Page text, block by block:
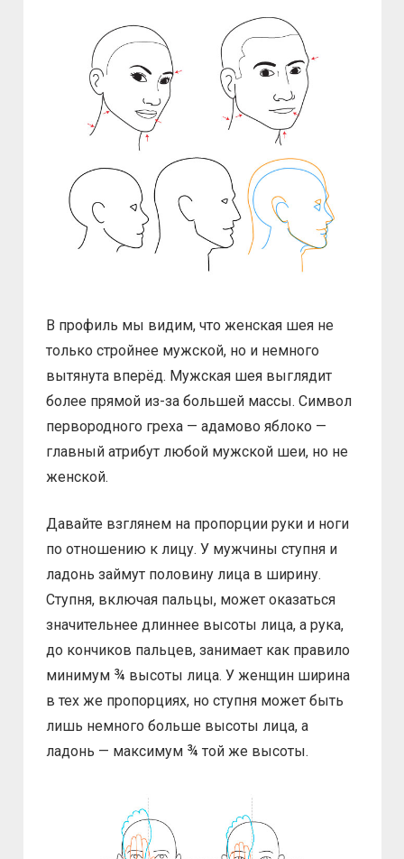
В профиль мы видим, что женская шея не
только стройнее мужской, но и немного
вытянута вперёд. Мужская шея выглядит
более прямой из-за большей массы. Символ
первородного греха — адамово яблоко —
главный атрибут любой мужской шеи, но не
женской.
Давайте взглянем на пропорции руки и ноги
по отношению к лицу. У мужчины ступня и
ладонь займут половину лица в ширину.
Ступня, включая пальцы, может оказаться
значительнее длиннее высоты лица, а рука,
до кончиков пальцев, занимает как правило
минимум ¾ высоты лица. У женщин ширина
в тех же пропорциях, но ступня может быть
лишь немного больше высоты лица, а
ладонь — максимум ¾ той же высоты.